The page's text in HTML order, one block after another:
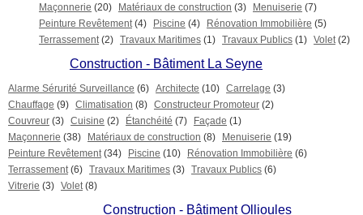
Maçonnerie (20) Matériaux de construction (3) Menuiserie (7)
Peinture Revêtement (4) Piscine (4) Rénovation Immobilière (5)
Terrassement (2) Travaux Maritimes (1) Travaux Publics (1) Volet (2)
Construction - Bâtiment La Seyne
Alarme Sérurité Surveillance (6) Architecte (10) Carrelage (3)
Chauffage (9) Climatisation (8) Constructeur Promoteur (2)
Couvreur (3) Cuisine (2) Étanchéité (7) Façade (1)
Maçonnerie (38) Matériaux de construction (8) Menuiserie (19)
Peinture Revêtement (34) Piscine (10) Rénovation Immobilière (6)
Terrassement (6) Travaux Maritimes (3) Travaux Publics (6)
Vitrerie (3) Volet (8)
Construction - Bâtiment Ollioules